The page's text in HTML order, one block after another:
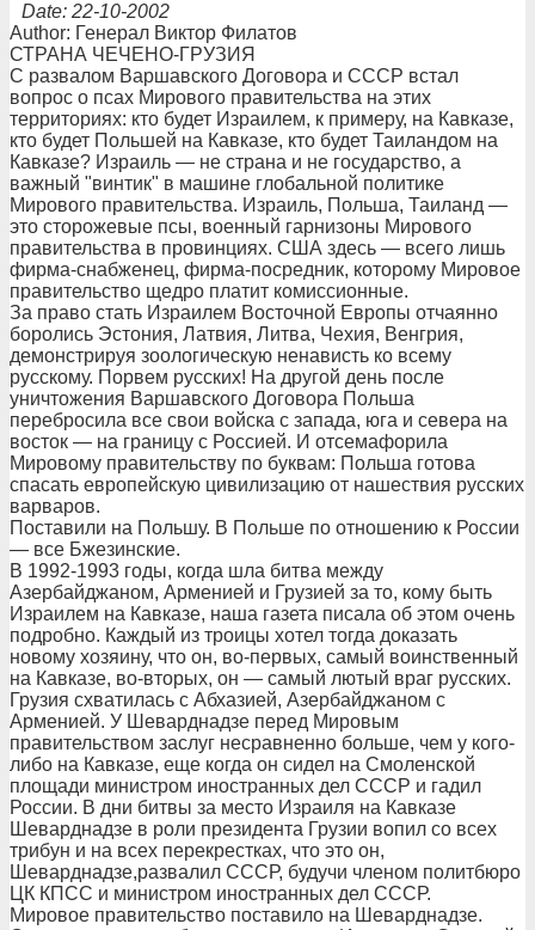
Date: 22-10-2002
Author: Генерал Виктор Филатов
СТРАНА ЧЕЧЕНО-ГРУЗИЯ
С развалом Варшавского Договора и СССР встал
вопрос о псах Мирового правительства на этих
территориях: кто будет Израилем, к примеру, на Кавказе,
кто будет Польшей на Кавказе, кто будет Таиландом на
Кавказе? Израиль — не страна и не государство, а
важный "винтик" в машине глобальной политике
Мирового правительства. Израиль, Польша, Таиланд —
это сторожевые псы, военный гарнизоны Мирового
правительства в провинциях. США здесь — всего лишь
фирма-снабженец, фирма-посредник, которому Мировое
правительство щедро платит комиссионные.
За право стать Израилем Восточной Европы отчаянно
боролись Эстония, Латвия, Литва, Чехия, Венгрия,
демонстрируя зоологическую ненависть ко всему
русскому. Порвем русских! На другой день после
уничтожения Варшавского Договора Польша
перебросила все свои войска с запада, юга и севера на
восток — на границу с Россией. И отсемафорила
Мировому правительству по буквам: Польша готова
спасать европейскую цивилизацию от нашествия русских
варваров.
Поставили на Польшу. В Польше по отношению к России
— все Бжезинские.
В 1992-1993 годы, когда шла битва между
Азербайджаном, Арменией и Грузией за то, кому быть
Израилем на Кавказе, наша газета писала об этом очень
подробно. Каждый из троицы хотел тогда доказать
новому хозяину, что он, во-первых, самый воинственный
на Кавказе, во-вторых, он — самый лютый враг русских.
Грузия схватилась с Абхазией, Азербайджаном с
Арменией. У Шеварднадзе перед Мировым
правительством заслуг несравненно больше, чем у кого-
либо на Кавказе, еще когда он сидел на Смоленской
площади министром иностранных дел СССР и гадил
России. В дни битвы за место Израиля на Кавказе
Шеварднадзе в роли президента Грузии вопил со всех
трибун и на всех перекрестках, что это он,
Шеварднадзе,развалил СССР, будучи членом политбюро
ЦК КПСС и министром иностранных дел СССР.
Мировое правительство поставило на Шеварднадзе.